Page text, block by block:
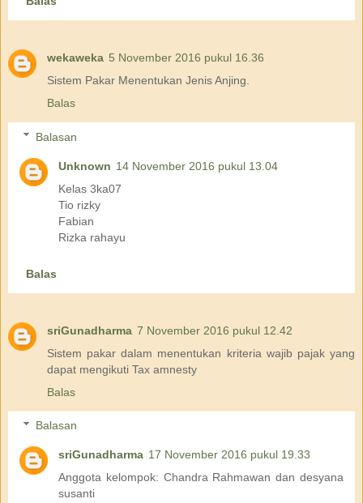
wekaweka 5 November 2016 pukul 16.36
Sistem Pakar Menentukan Jenis Anjing.
Balas
Balasan
Unknown 14 November 2016 pukul 13.04
Kelas 3ka07
Tio rizky
Fabian
Rizka rahayu
Balas
sriGunadharma 7 November 2016 pukul 12.42
Sistem pakar dalam menentukan kriteria wajib pajak yang
dapat mengikuti Tax amnesty
Balas
Balasan
sriGunadharma 17 November 2016 pukul 19.33
Anggota kelompok: Chandra Rahmawan dan desyana
susanti